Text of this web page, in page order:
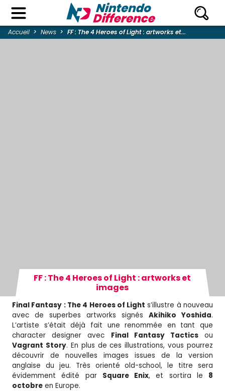
Accueil News FF : The 4 Heroes of Light : artworks et...
FF : The 4 Heroes of Light : artworks et
images
Final Fantasy : The 4 Heroes of Light s’illustre à nouveau
avec de superbes artworks signés Akihiko Yoshida.
L’artiste s’était déjà fait une renommée en tant que
character designer avec Final Fantasy Tacticsou
Vagrant Story. En plus de ces illustrations, vous pourrez
découvrir de nouvelles images issues de la version
anglaise du jeu. Très orienté old-school, le titre sera
évidemment édité par Square Enix, et sortira le 8
octobre en Europe.